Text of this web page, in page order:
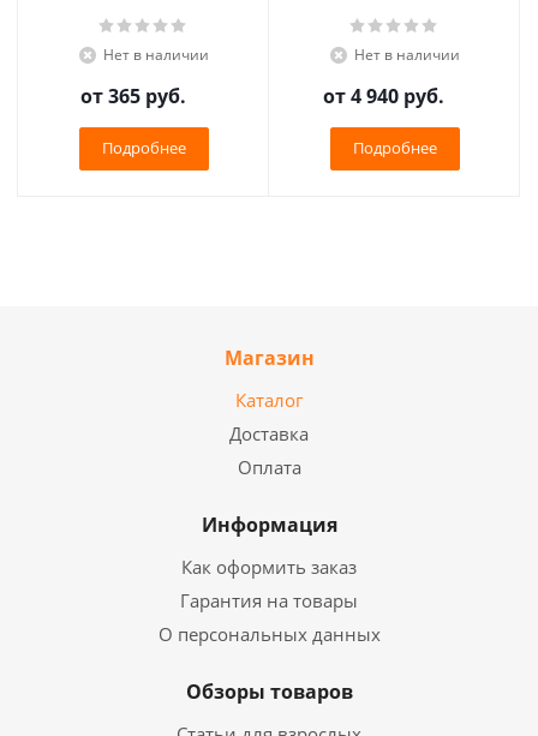
Нет в наличии
от365 руб.
Подробнее
Нет в наличии
от4 940 руб.
Подробнее
Магазин
Каталог
Доставка
Оплата
Информация
Как оформить заказ
Гарантия на товары
О персональных данных
Обзоры товаров